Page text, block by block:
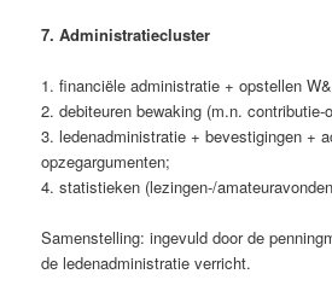
7. Administratiecluster
1. financiële administratie + opstellen
2. debiteuren bewaking (m.n. contributie-
3. ledenadministratie + bevestigingen +
opzegargumenten;
4. statistieken (lezingen-/
Samenstelling: ingevuld door de
de ledenadministratie verricht.